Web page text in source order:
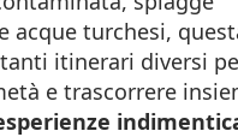
acque turchesi,
itinerari diversi
e trascorrere